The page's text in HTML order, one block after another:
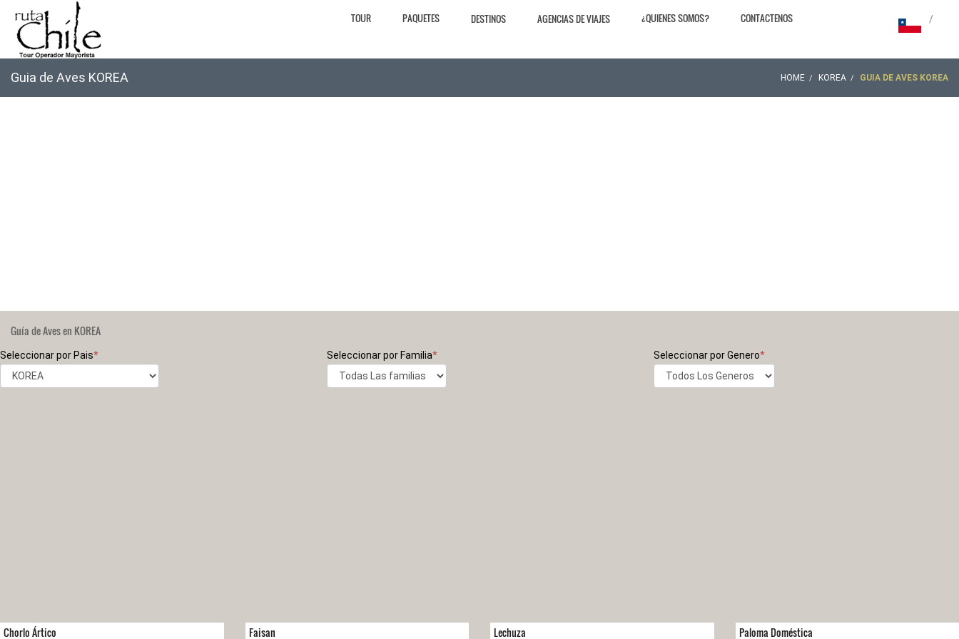
TOUR PAQUETES DESTINOS AGENCIAS DE VIAJES ¿QUIENES SOMOS? CONTACTENOS /
Guia de Aves KOREA HOME KOREA GUIA DE AVES KOREA
Guía de Aves en KOREA
Seleccionar por Pais* Seleccionar por Familia* Seleccionar por Genero*
Chorlo Ártico Faisan Lechuza Paloma Doméstica